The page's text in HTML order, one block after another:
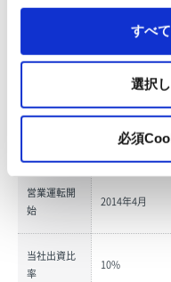
すべ
選択
必須
事業内容 太陽光発電
所在地 宮城県石巻市
約11,887千kWh
営業運転開
始
2014年4月
当社出資比
率
10%